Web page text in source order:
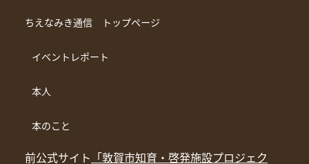
ちえなみき通信 トップページ
イベントレポート
本人
本のこと
前公式サイト 「敦賀市知育・啓発施設プロジェク